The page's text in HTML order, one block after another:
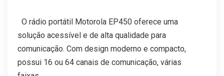
O rádio portátil Motorola EP450 oferece uma
solução acessível e de alta qualidade para
comunicação. Com design moderno e compacto,
possui 16 ou 64 canais de comunicação, várias